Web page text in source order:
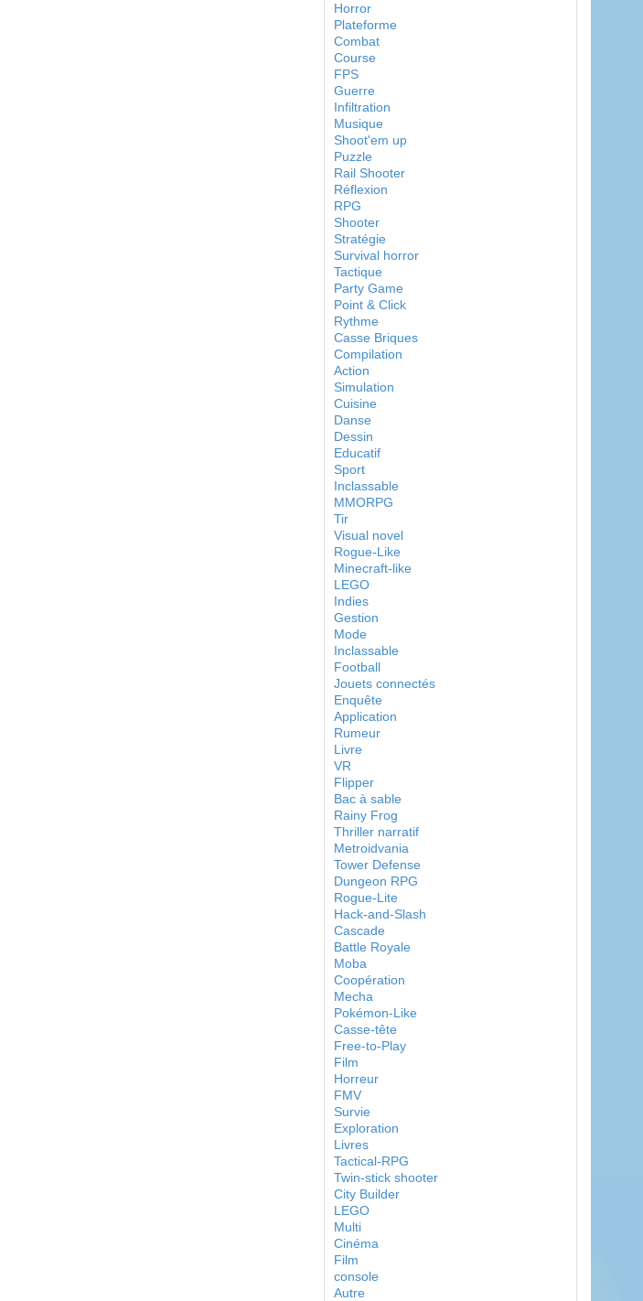
Horror
Plateforme
Combat
Course
FPS
Guerre
Infiltration
Musique
Shoot'em up
Puzzle
Rail Shooter
Réflexion
RPG
Shooter
Stratégie
Survival horror
Tactique
Party Game
Point & Click
Rythme
Casse Briques
Compilation
Action
Simulation
Cuisine
Danse
Dessin
Educatif
Sport
Inclassable
MMORPG
Tir
Visual novel
Rogue-Like
Minecraft-like
LEGO
Indies
Gestion
Mode
Inclassable
Football
Jouets connectés
Enquête
Application
Rumeur
Livre
VR
Flipper
Bac à sable
Rainy Frog
Thriller narratif
Metroidvania
Tower Defense
Dungeon RPG
Rogue-Lite
Hack-and-Slash
Cascade
Battle Royale
Moba
Coopération
Mecha
Pokémon-Like
Casse-tête
Free-to-Play
Film
Horreur
FMV
Survie
Exploration
Livres
Tactical-RPG
Twin-stick shooter
City Builder
LEGO
Multi
Cinéma
Film
console
Autre